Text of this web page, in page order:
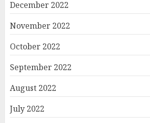
December 2022
November 2022
October 2022
September 2022
August 2022
July 2022